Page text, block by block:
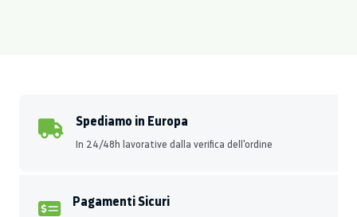
Spediamo in Europa
In 24/48h lavorative dalla verifica dell'ordine
Pagamenti Sicuri